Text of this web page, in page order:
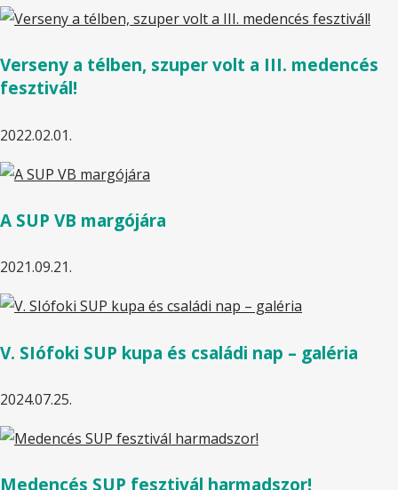
Verseny a télben, szuper volt a III. medencés
fesztivál!
2022.02.01.
A SUP VB margójára
2021.09.21.
V. SIófoki SUP kupa és családi nap – galéria
2024.07.25.
Medencés SUP fesztivál harmadszor!